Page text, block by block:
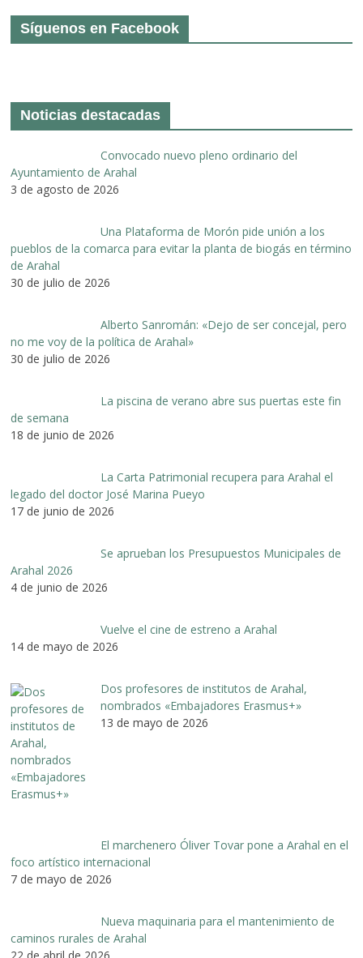
Síguenos en Facebook
Noticias destacadas
Convocado nuevo pleno ordinario del
Ayuntamiento de Arahal
3 de agosto de 2026
Una Plataforma de Morón pide unión a los
pueblos de la comarca para evitar la planta de biogás en término
de Arahal
30 de julio de 2026
Alberto Sanromán: «Dejo de ser concejal, pero
no me voy de la política de Arahal»
30 de julio de 2026
La piscina de verano abre sus puertas este fin
de semana
18 de junio de 2026
La Carta Patrimonial recupera para Arahal el
legado del doctor José Marina Pueyo
17 de junio de 2026
Se aprueban los Presupuestos Municipales de
Arahal 2026
4 de junio de 2026
Vuelve el cine de estreno a Arahal
14 de mayo de 2026
Dos profesores de institutos de Arahal,
nombrados «Embajadores Erasmus+»
13 de mayo de 2026
El marchenero Óliver Tovar pone a Arahal en el
foco artístico internacional
7 de mayo de 2026
Nueva maquinaria para el mantenimiento de
caminos rurales de Arahal